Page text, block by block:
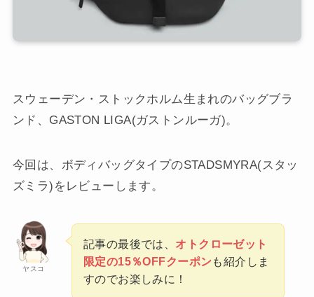
スウェーデン・ストックホルム生まれのバッグブラ
ンド、GASTON LIGA(ガストンルーガ)。
今回は、ボディバッグタイプのSTADSMYRA(スタッ
ズミラ)をレビューします。
ヤスコ
記事の最後では、 オトクローゼット
限定の15％OFFクーポンも紹介しま
すのでお楽しみに！